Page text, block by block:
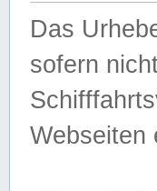
Das
sofern
Webseiten